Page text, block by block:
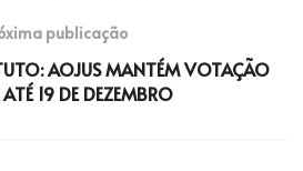
publicação
AOJUS MANTÉM VOTAÇÃO
19 DE DEZEMBRO